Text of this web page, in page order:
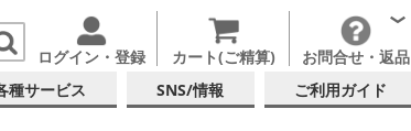
ログイン・登録 カート(ご精算) お問合せ・返品
種サービス SNS/情報 ご利用ガイド